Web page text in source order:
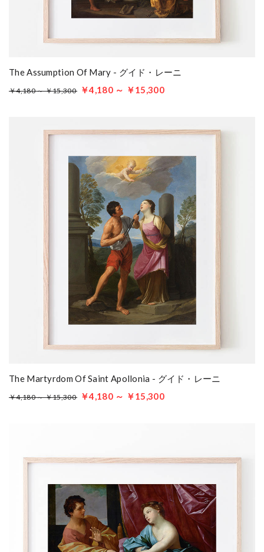
The Assumption Of Mary - グイド・レーニ
￥4,180 ～ ￥15,300 ￥4,180 ～ ￥15,300
The Martyrdom Of Saint Apollonia - グイド・レーニ
￥4,180 ～ ￥15,300 ￥4,180 ～ ￥15,300